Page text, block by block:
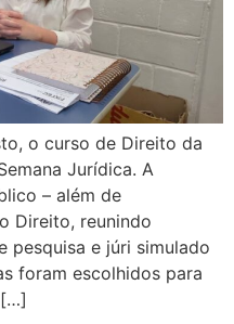
o curso de Direito da
Jurídica. A
– além de
Direito, reunindo
pesquisa e júri simulado
foram escolhidos para
[…]